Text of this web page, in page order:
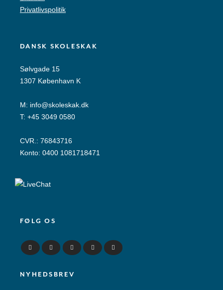
Privatlivspolitik
DANSK SKOLESKAK
Sølvgade 15
1307 København K
M: info@skoleskak.dk
T: +45 3049 0580
CVR.: 76843716
Konto: 0400 1081718471
FØLG OS
NYHEDSBREV